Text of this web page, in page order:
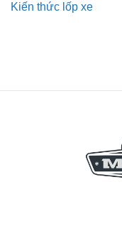
Kiến thức lốp xe